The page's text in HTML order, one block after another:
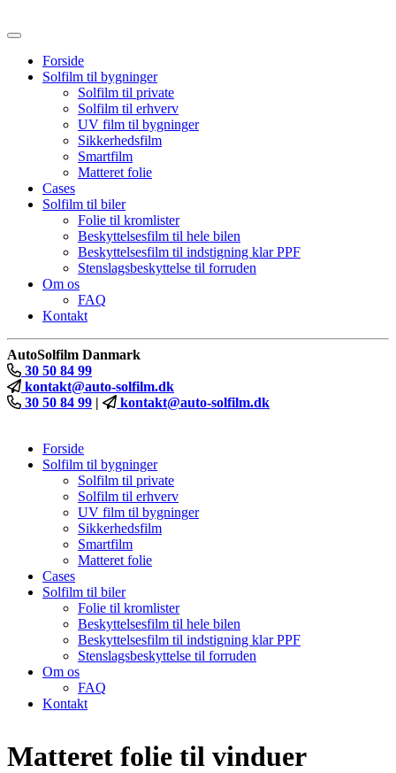
Forside
Solfilm til bygninger
Solfilm til private
Solfilm til erhverv
UV film til bygninger
Sikkerhedsfilm
Smartfilm
Matteret folie
Cases
Solfilm til biler
Folie til kromlister
Beskyttelsesfilm til hele bilen
Beskyttelsesfilm til indstigning klar PPF
Stenslagsbeskyttelse til forruden
Om os
FAQ
Kontakt
AutoSolfilm Danmark
30 50 84 99
kontakt@auto-solfilm.dk
30 50 84 99 | kontakt@auto-solfilm.dk
Forside
Solfilm til bygninger
Solfilm til private
Solfilm til erhverv
UV film til bygninger
Sikkerhedsfilm
Smartfilm
Matteret folie
Cases
Solfilm til biler
Folie til kromlister
Beskyttelsesfilm til hele bilen
Beskyttelsesfilm til indstigning klar PPF
Stenslagsbeskyttelse til forruden
Om os
FAQ
Kontakt
Matteret folie til vinduer